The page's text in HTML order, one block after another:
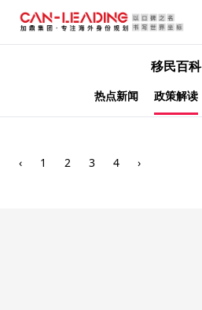
移民百科
热点新闻 政策解读
‹ 1 2 3 4 ›